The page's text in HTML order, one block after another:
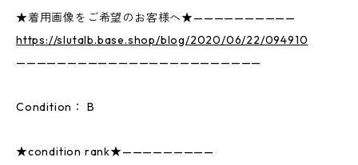
★着用画像をご希望のお客様へ★——————————
https://slutalb.base.shop/blog/2020/06/22/094910
————————————————————————
Condition： B
★condition rank★—————————